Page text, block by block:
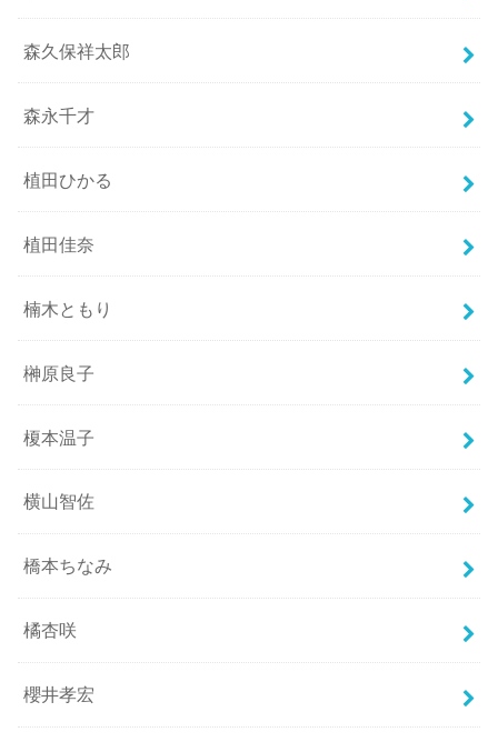
森久保祥太郎
森永千才
植田ひかる
植田佳奈
楠木ともり
榊原良子
榎本温子
横山智佐
橋本ちなみ
橘杏咲
櫻井孝宏